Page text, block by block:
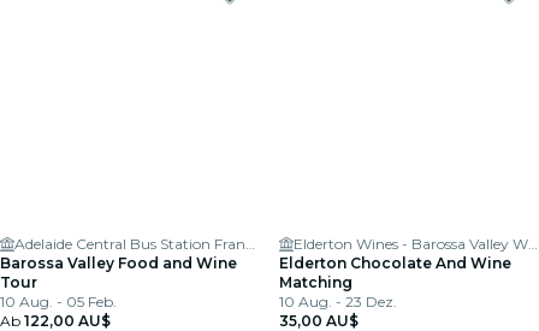
Adelaide Central Bus Station Franklin St
Barossa Valley Food and Wine
Tour
10 Aug. - 05 Feb.
Ab 122,00 AU$
Elderton Wines - Barossa Valley Wineries
Elderton Chocolate And Wine
Matching
10 Aug. - 23 Dez.
35,00 AU$